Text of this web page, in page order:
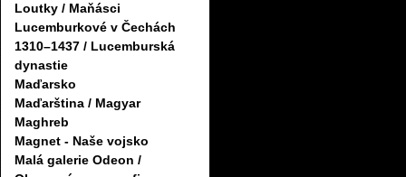
Loutky / Maňásci
Lucemburkové v Čechách
1310–1437 / Lucemburská
dynastie
Maďarsko
Maďarština / Magyar
Maghreb
Magnet - Naše vojsko
Malá galerie Odeon /